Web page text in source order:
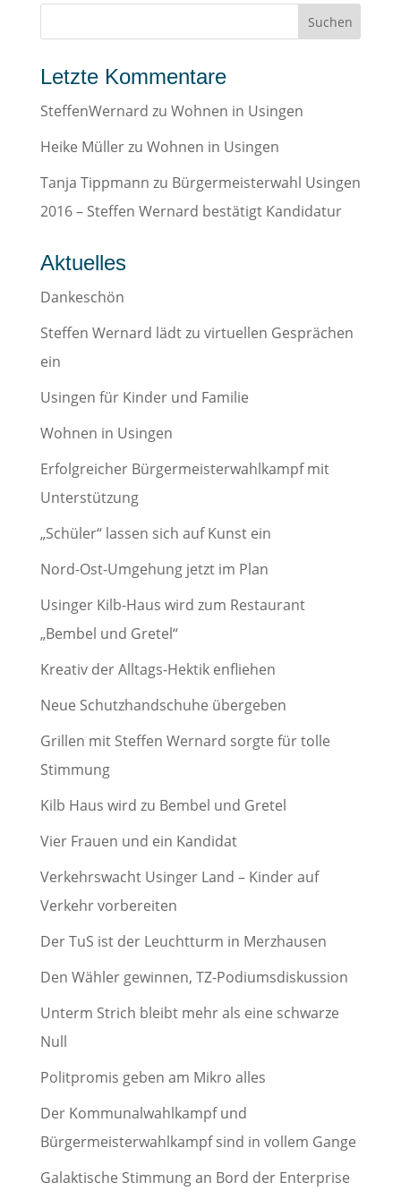
Letzte Kommentare
SteffenWernard zu Wohnen in Usingen
Heike Müllerzu Wohnen in Usingen
Tanja Tippmann zu Bürgermeisterwahl Usingen
2016 – Steffen Wernard bestätigt Kandidatur
Aktuelles
Dankeschön
Steffen Wernard lädt zu virtuellen Gesprächen
ein
Usingen für Kinder und Familie
Wohnen in Usingen
Erfolgreicher Bürgermeisterwahlkampf mit
Unterstützung
„Schüler“ lassen sich auf Kunst ein
Nord-Ost-Umgehung jetzt im Plan
Usinger Kilb-Haus wird zum Restaurant
„Bembel und Gretel“
Kreativ der Alltags-Hektik enfliehen
Neue Schutzhandschuhe übergeben
Grillen mit Steffen Wernard sorgte für tolle
Stimmung
Kilb Haus wird zu Bembel und Gretel
Vier Frauen und ein Kandidat
Verkehrswacht Usinger Land – Kinder auf
Verkehr vorbereiten
Der TuS ist der Leuchtturm in Merzhausen
Den Wähler gewinnen, TZ-Podiumsdiskussion
Unterm Strich bleibt mehr als eine schwarze
Null
Politpromis geben am Mikro alles
Der Kommunalwahlkampf und
Bürgermeisterwahlkampf sind in vollem Gange
Galaktische Stimmung an Bord der Enterprise